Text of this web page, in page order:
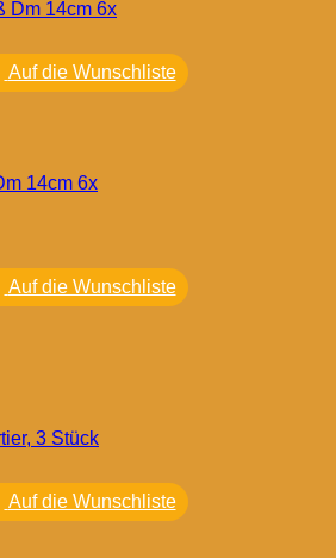
Auf die Wunschliste
14cm 6x
Auf die Wunschliste
Auf die Wunschliste